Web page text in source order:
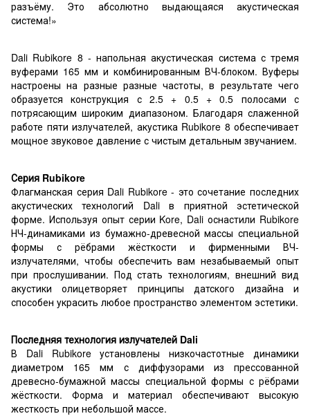
разъёму. Это абсолютно выдающаяся акустическая
система!»
Dali Rubikore 8 - напольная акустическая система с тремя
вуферами 165 мм и комбинированным ВЧ-блоком. Вуферы
настроены на разные разные частоты, в результате чего
образуется конструкция с 2.5 + 0.5 + 0.5 полосами с
потрясающим широким диапазоном. Благодаря слаженной
работе пяти излучателей, акустика Rubikore 8 обеспечивает
мощное звуковое давление с чистым детальным звучанием.
Серия Rubikore
Флагманская серия Dali Rubikore - это сочетание последних
акустических технологий Dali в приятной эстетической
форме. Используя опыт серии Kore, Dali оснастили Rubikore
НЧ-динамиками из бумажно-древесной массы специальной
формы с рёбрами жёсткости и фирменными ВЧ-
излучателями, чтобы обеспечить вам незабываемый опыт
при прослушивании. Под стать технологиям, внешний вид
акустики олицетворяет принципы датского дизайна и
способен украсить любое пространство элементом эстетики.
Последняя технология излучателей Dali
В Dali Rubikore установлены низкочастотные динамики
диаметром 165 мм с диффузорами из прессованной
древесно-бумажной массы специальной формы с рёбрами
жёсткости. Форма и материал обеспечивают высокую
жесткость при небольшой массе.